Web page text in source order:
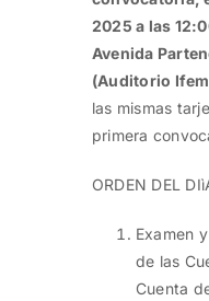
2025 a las
Avenida
(Auditorio
las mismas
primera
ORDEN DEL
Examen
de las
Cuenta